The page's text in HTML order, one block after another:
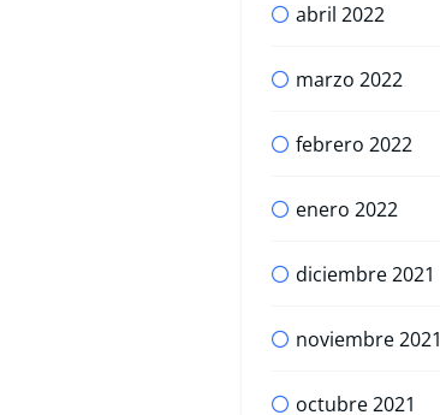
abril 2022
marzo 2022
febrero 2022
enero 2022
diciembre 2021
noviembre 2021
octubre 2021